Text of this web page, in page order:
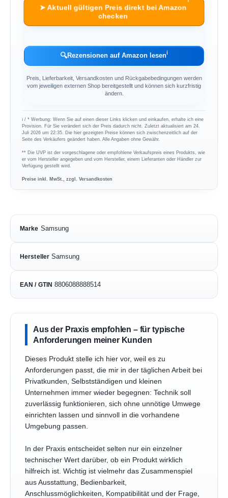
➤ Aktuell gültigen Preis direkt bei Amazon
checken
🔍Rezensionen auf Amazon lesenℹ︎
Preis, Lieferbarkeit, Versandkosten und Rückgabebedingungen werden
vom jeweiligen externen Shop bereitgestellt und können sich kurzfristig
ändern.
ℹ︎ / * Werbung: Wenn Sie auf einen dieser Links klicken und einkaufen, erhalte ich eine
Provision. Für Sie verändert sich der Preis dadurch nicht. Zuletzt aktualisiert am 24.
Juli 2026 um 22:35. Die hier gezeigten Preise können sich zwischenzeitlich auf der
Seite des Verkäufers geändert haben. Alle Angaben ohne Gewähr.
** Die UVP ist der vorgeschlagene oder empfohlene Verkaufspreis eines Produkts, wie
er vom Hersteller angegeben und vom Hersteller, einem Lieferanten oder Händler zur
Verfügung gestellt wird.
Preise inkl. MwSt., zzgl. Versandkosten
Marke Samsung
Hersteller Samsung
EAN / GTIN 8806088888514
Aus der Praxis empfohlen – für typische
Anforderungen meiner Kunden
Dieses Produkt stelle ich hier vor, weil es zu
Anforderungen passt, die mir in der täglichen Arbeit bei
Privatkunden, Selbstständigen und kleinen
Unternehmen immer wieder begegnen: Technik soll
zuverlässig funktionieren, sich ohne unnötige Umwege
einrichten lassen und sinnvoll in die vorhandene
Umgebung passen.
In der Praxis entscheidet selten nur ein einzelner
technischer Wert darüber, ob ein Produkt wirklich
hilfreich ist. Wichtig ist vielmehr das Zusammenspiel
aus Ausstattung, Bedienbarkeit,
Anschlussmöglichkeiten, Kompatibilität und der Frage,